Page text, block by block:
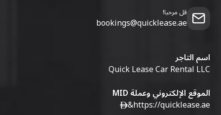
قل مرحبا!
bookings@quicklease.ae
اسم التاجر
Quick Lease Car Rental LLC
الموقع الإلكتروني وعملة MID
https://quicklease.ae
&